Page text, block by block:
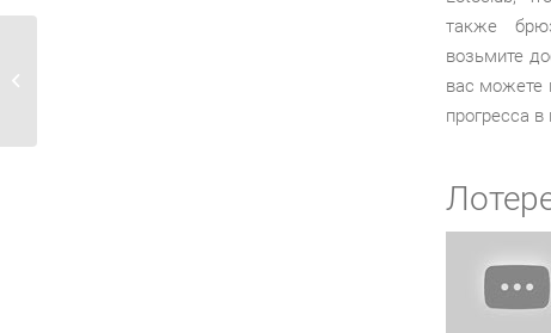
также
возьмите
вас можете
прогресса